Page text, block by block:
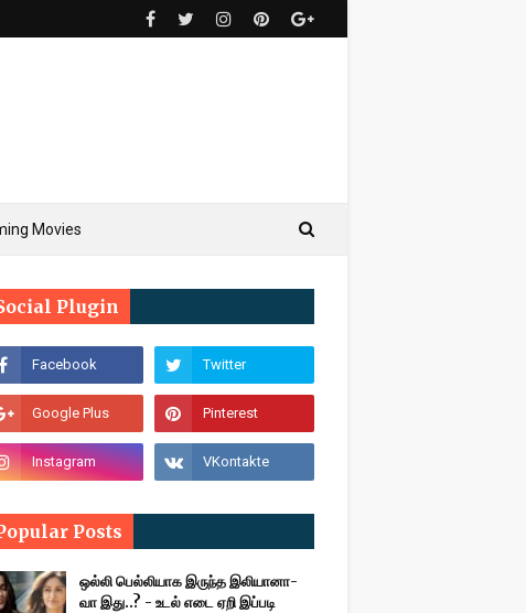
Movies
Plugin
Posts
ஒல்லி பெல்லியாக இருந்த இலியானா-
வா இது..? - உடல் எடை ஏறி இப்படி